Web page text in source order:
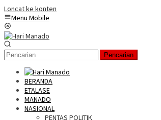
Loncat ke konten
Menu Mobile
Pencarian
BERANDA
ETALASE
MANADO
NASIONAL
PENTAS POLITIK